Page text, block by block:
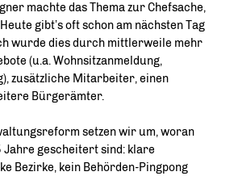
machte das Thema zur Chefsache,
gibt’s oft schon am nächsten Tag
wurde dies durch mittlerweile mehr
(u.a. Wohnsitzanmeldung,
zusätzliche Mitarbeiter, einen
Bürgerämter.
setzen wir um, woran
gescheitert sind: klare
Bezirke, kein Behörden-Pingpong